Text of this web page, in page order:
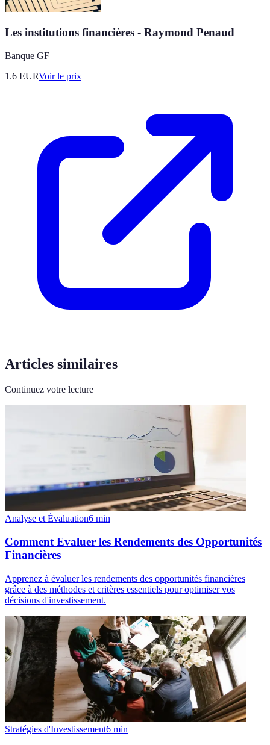
Les institutions financières - Raymond Penaud
Banque GF
1.6 EURVoir le prix
Articles similaires
Continuez votre lecture
Analyse et Évaluation6 min
Comment Evaluer les Rendements des Opportunités
Financières
Apprenez à évaluer les rendements des opportunités financières
grâce à des méthodes et critères essentiels pour optimiser vos
décisions d'investissement.
Stratégies d'Investissement6 min